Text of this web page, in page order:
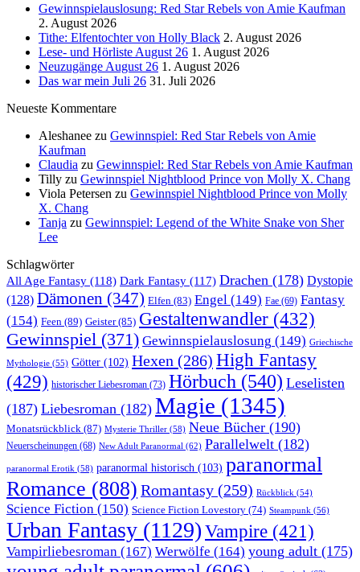
Gewinnspielauslosung: Red Star Rebels von Amie Kaufman
2. August 2026
Tithe: Elfentochter von Holly Black 2. August 2026
Lese- und Hörliste August 26 1. August 2026
Neuzugänge August 26 1. August 2026
Das war mein Juli 26 31. Juli 2026
Neueste Kommentare
Aleshanee zu Gewinnspiel: Red Star Rebels von Amie
Kaufman
Claudia zu Gewinnspiel: Red Star Rebels von Amie Kaufman
Tilly zu Gewinnspiel Nightblood Prince von Molly X. Chang
Viola Petersen zu Gewinnspiel Nightblood Prince von Molly
X. Chang
Tanja zu Gewinnspiel: Legend of the White Snake von Sher
Lee
Schlagwörter
All Age Fantasy (118) Dark Fantasy (117) Drachen (178) Dystopie
(128) Dämonen (347) Elfen (83) Engel (149) Fae (69) Fantasy
(154) Feen (89) Geister(85) Gestaltenwandler (432)
Gewinnspiel (371) Gewinnspielauslosung (149) Griechische
Mythologie (55) Götter (102) Hexen (286) High Fantasy
(429) historischer Liebesroman (73) Hörbuch (540) Leselisten
(187) Liebesroman (182) Magie (1345)
Monatsrückblick (87) Mysterie Thriller (58) Neue Bücher (190)
Neuerscheinungen (68) New Adult Paranormal (62) Parallelwelt (182)
paranormal Erotik (58) paranormal historisch (103) paranormal
Romance (808) Romantasy (259) Rückblick (54)
Science Fiction (150) Science Fiction Lovestory (74) Steampunk (56)
Urban Fantasy (1129) Vampire (421)
Vampirliebesroman (167) Werwölfe (164) young adult (175)